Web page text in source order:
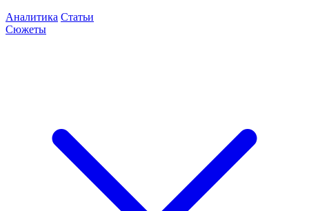
Аналитика Статьи
Сюжеты